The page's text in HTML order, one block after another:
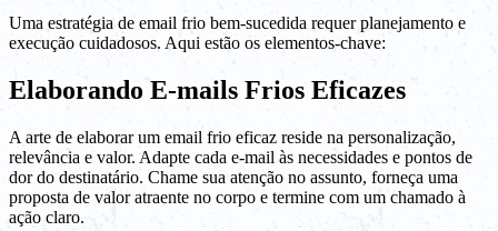
Uma estratégia de email frio bem-sucedida requer planejamento e
execução cuidadosos. Aqui estão os elementos-chave:
Elaborando E-mails Frios Eficazes
A arte de elaborar um email frio eficaz reside na personalização,
relevância e valor. Adapte cada e-mail às necessidades e pontos de
dor do destinatário. Chame sua atenção no assunto, forneça uma
proposta de valor atraente no corpo e termine com um chamado à
ação claro.